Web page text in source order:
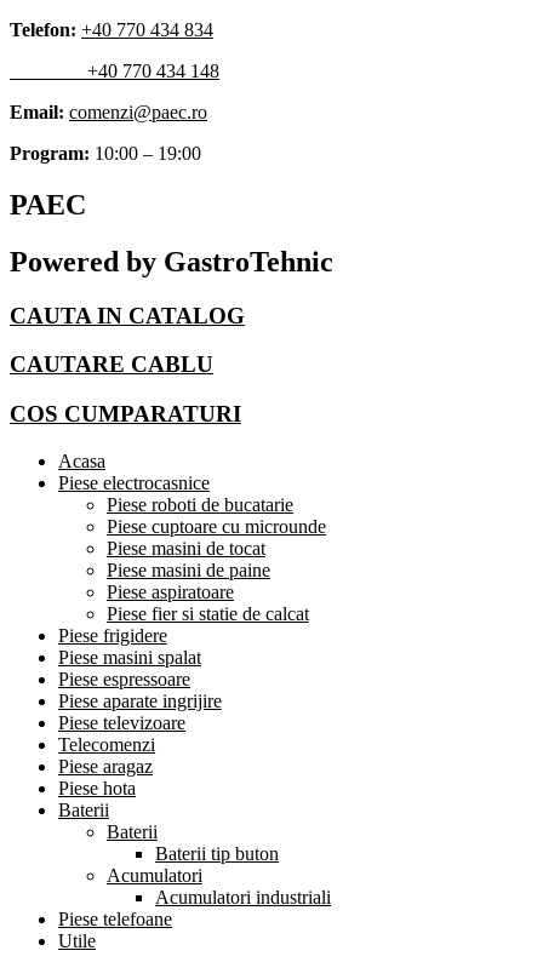
Skip
Telefon: +40 770 434 834
+40 770 434 148
Email: comenzi@paec.ro
Program: 10:00 – 19:00
PAEC
Powered by GastroTehnic
CAUTA IN CATALOG
CAUTARE CABLU
COS CUMPARATURI
Acasa
Piese electrocasnice
Piese roboti de bucatarie
Piese cuptoare cu microunde
Piese masini de tocat
Piese masini de paine
Piese aspiratoare
Piese fier si statie de calcat
Piese frigidere
Piese masini spalat
Piese espressoare
Piese aparate ingrijire
Piese televizoare
Telecomenzi
Piese aragaz
Piese hota
Baterii
Baterii
Baterii tip buton
Acumulatori
Acumulatori industriali
Piese telefoane
Utile